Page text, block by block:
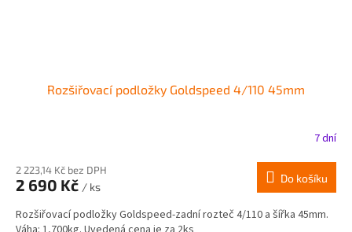
Rozšiřovací podložky Goldspeed 4/110 45mm
7 dní
2 223,14 Kč bez DPH
2 690 Kč / ks
Do košíku
Rozšiřovací podložky Goldspeed-zadní rozteč 4/110 a šířka 45mm.